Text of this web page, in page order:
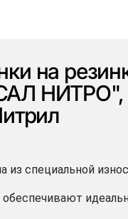
на
НИТРО",
из специальной